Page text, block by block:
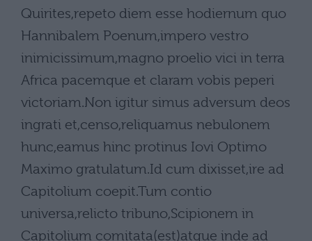
Quirites,repeto diem esse hodiernum quo
Hannibalem Poenum,impero vestro
inimicissimum,magno proelio vici in terra
Africa pacemque et claram vobis peperi
victoriam.Non igitur simus adversum deos
ingrati et,censo,reliquamus nebulonem
hunc,eamus hinc protinus Iovi Optimo
Maximo gratulatum.Id cum dixisset,ire ad
Capitolium coepit.Tum contio
universa,relicto tribuno,Scipionem in
Capitolium comitata(est)atque inde ad